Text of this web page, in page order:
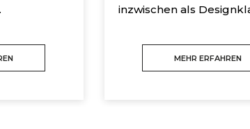
inzwischen als
MEHR ERFAHREN